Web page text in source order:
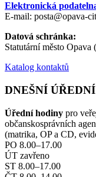
Elektronická
E-mail: posta@opava-
Datová schránka:
Statutární město Opava
Katalog kontaktů
DNEŠNÍ
Úřední hodiny pro
občanskosprávních
(matrika, OP a CD,
PO 8.00–17.00
ÚT zavřeno
ST 8.00–17.00